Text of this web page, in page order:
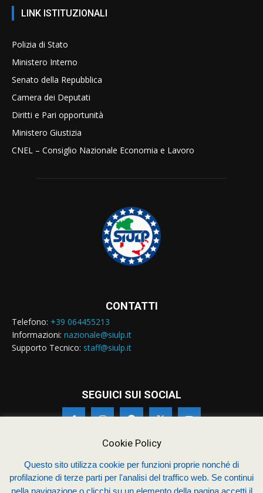
LINK ISTITUZIONALI
Polizia di Stato
Ministero Interno
Senato della Repubblica
Camera dei Deputati
Diritti e Pari opportunità
Ministero Giustizia
CNEL – Consiglio Nazionale Economia e Lavoro
CONTATTI
Telefono: +39 064455213
Informazioni: nazionale@siulp.it
Supporto Tecnico: staff@siulp.it
SEGUICI SUI SOCIAL
© Siulp 2026 - C.F.97014000588 - Realizzato dastudio4s.com
Cookie Policy
Questo sito utilizza cookie per funzioni proprie nonché di
profilazione di terze parti per l'analisi del traffico web. Se continui
nella navigazione o clicchi su un elemento della pagina accetti il